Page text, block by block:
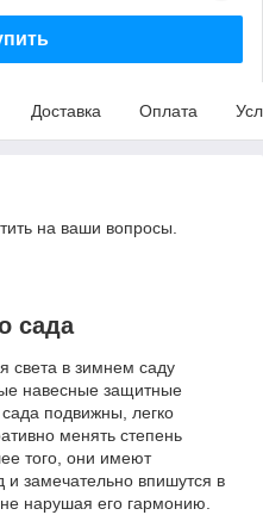
Доставка Оплата
на ваши вопросы.
сада
света в зимнем саду
навесные защитные
подвижны, легко
менять степень
того, они имеют
и замечательно впишутся в
нарушая его гармонию.